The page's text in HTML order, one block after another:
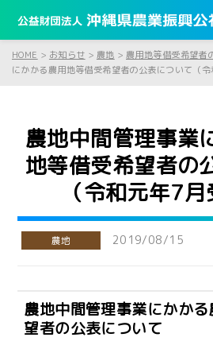
HOME > お知らせ > 農地 >農用地等借受希望者
にかかる農用地等借受希望者の公表について（令
農地中間管理事業
地等借受希望者の
（令和元年7月
農地 2019/08/15
農地中間管理事業にかか
望者の公表について